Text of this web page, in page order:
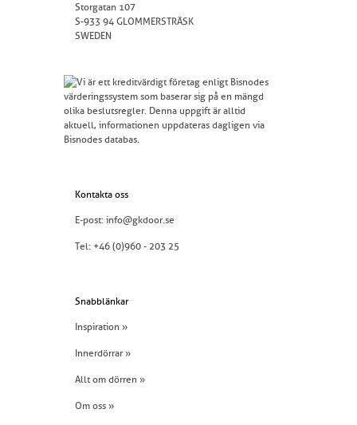
Storgatan 107
S-933 94 GLOMMERSTRÄSK
SWEDEN
Kontakta oss
E-post: info@gkdoor.se
Tel: +46 (0)960 - 203 25
Snabblänkar
Inspiration »
Innerdörrar »
Allt om dörren »
Om oss »